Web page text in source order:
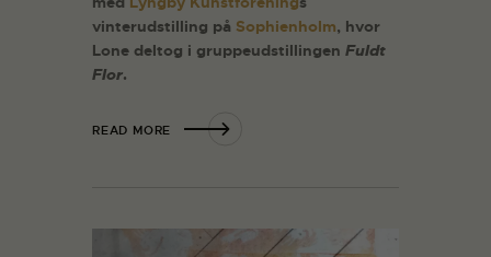
vinterudstilling på Sophienholm, hvor
Lone deltog i gruppeudstillingen Fuldt
Flor.
READ MORE